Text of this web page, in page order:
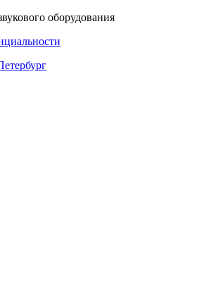
оборудования